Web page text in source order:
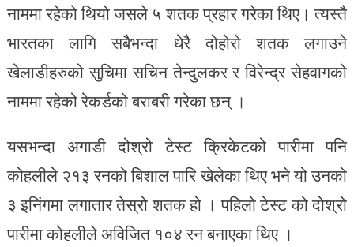
नाममा रहेको थियो जसले ५ शतक प्रहार गरेका थिए। त्यस्तै
भारतका लागि सबैभन्दा धेरै दोहोरो शतक लगाउने
खेलाडीहरुको सुचिमा सचिन तेन्दुलकर र विरेन्द्र सेहवागको
नाममा रहेको रेकर्डको बराबरी गरेका छन् ।
यसभन्दा अगाडी दोश्रो टेस्ट क्रिकेटको पारीमा पनि
कोहलीले २१३ रनको बिशाल पारि खेलेका थिए भने यो उनको
३ इनिंगमा लगातार तेस्रो शतक हो । पहिलो टेस्ट को दोश्रो
पारीमा कोहलीले अविजित १०४ रन बनाएका थिए ।